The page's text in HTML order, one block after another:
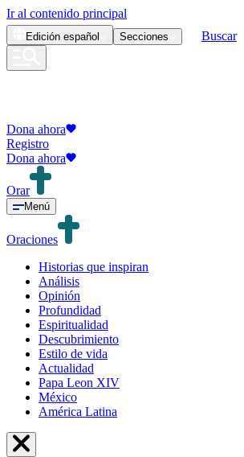
Ir al contenido principal
Edición español Secciones Buscar
Dona ahora
Registro
Dona ahora
Orar
Menú
Oraciones
Historias que inspiran
Análisis
Opinión
Profundidad
Espiritualidad
Descubrimiento
Estilo de vida
Actualidad
Papa Leon XIV
México
América Latina